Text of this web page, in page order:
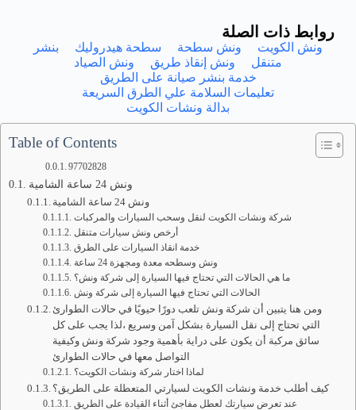
روابط ذات الصلة
ونش الكويت ونش سطحة سطحة هيدروليك
بنشر
متنقل
ونش إنقاذ طريق
ونش الصياد
خدمة بنشر صيانة على الطريق
تعليمات السلامة علي الطرق السريعة
بدالة ونشات الكويت
Table of Contents
97702828
ونش 24 ساعة الشامية
ونش 24 ساعة الشامية
شركة ونشات الكويت لنقل وسحب السيارات والمركبات
أرخص ونش سيارات متنقل
خدمة انقاذ السيارات على الطرق
ونش وسطحه معدة ومجهزة 24 ساعة
ما هي الحالات التي تحتاج فيها السيارة إلى شركة ونش؟
الحالات التي تحتاج فيها السيارة إلى شركة ونش
ومن هنا يتبين أن شركة ونش تلعب دورًا حيويًا في حالات الطوارئ
التي تحتاج إلى نقل السيارة بشكل آمن وسريع ،لذا يجب على كل
سائق مركبة أن يكون على دراية بأهمية وجود شركة ونش وكيفية
التواصل معها في حالات الطوارئ
لماذا اختار شركة ونشات الكويت؟
كيف أطلب خدمة ونشات الكويت لسيارتي المتعطلة على الطريق؟
عند تعرض سيارتك لعطل مفاجئ أثناء القيادة على الطريق